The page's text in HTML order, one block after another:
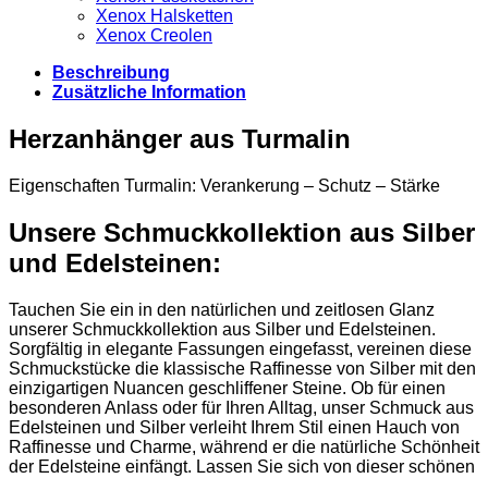
Xenox Halsketten
Xenox Creolen
Beschreibung
Zusätzliche Information
Herzanhänger aus Turmalin
Eigenschaften Turmalin: Verankerung – Schutz – Stärke
Unsere Schmuckkollektion aus Silber
und Edelsteinen:
Tauchen Sie ein in den natürlichen und zeitlosen Glanz
unserer Schmuckkollektion aus Silber und Edelsteinen.
Sorgfältig in elegante Fassungen eingefasst, vereinen diese
Schmuckstücke die klassische Raffinesse von Silber mit den
einzigartigen Nuancen geschliffener Steine. Ob für einen
besonderen Anlass oder für Ihren Alltag, unser Schmuck aus
Edelsteinen und Silber verleiht Ihrem Stil einen Hauch von
Raffinesse und Charme, während er die natürliche Schönheit
der Edelsteine einfängt. Lassen Sie sich von dieser schönen